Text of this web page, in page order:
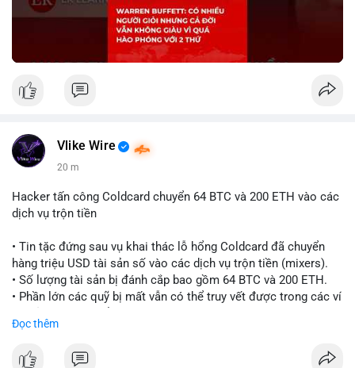
Nguồn: KIEN THUC KINH TE
Vlike Wire
20 m
Hacker tấn công Coldcard chuyển 64 BTC và 200 ETH vào các
dịch vụ trộn tiền
• Tin tặc đứng sau vụ khai thác lỗ hổng Coldcard đã chuyển
hàng triệu USD tài sản số vào các dịch vụ trộn tiền (mixers).
• Số lượng tài sản bị đánh cắp bao gồm 64 BTC và 200 ETH.
• Phần lớn các quỹ bị mất vẫn có thể truy vết được trong các ví
#cryptonews
Đọc thêm